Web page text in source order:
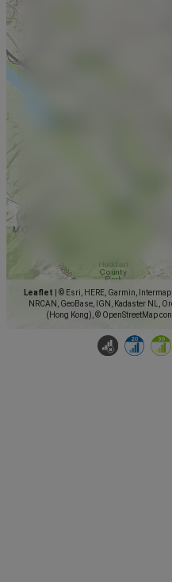
Leaflet
© Esri, HERE, Garmin,
NRCAN, GeoBase, IGN, Kadaster NL,
(Hong Kong), © OpenStreetMap